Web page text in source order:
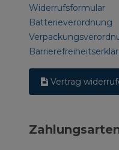
Widerrufsformular
Batterieverordnung
Vertrag